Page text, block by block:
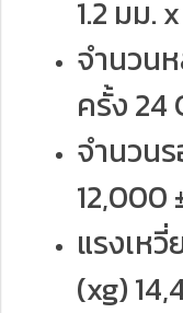
1.2 มม.
จำนวน
ครั้ง 24
จำนวน
12,000
แรงเห
(xg)